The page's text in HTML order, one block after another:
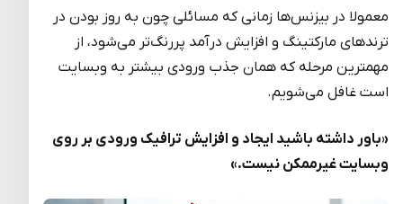
معمولا در بیزنس‌ها زمانی که مسائلی چون به روز بودن در
ترندهای مارکتینگ و افزایش درآمد پررنگ‌تر می‌شود، از
مهمترین مرحله که همان جذب ورودی بیشتر به وبسایت
است غافل می‌شویم.
«باور داشته باشید ایجاد و افزایش ترافیک ورودی بر روی
وبسایت غیرممکن نیست.»